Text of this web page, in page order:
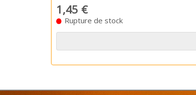
1,45 €
Rupture de stock